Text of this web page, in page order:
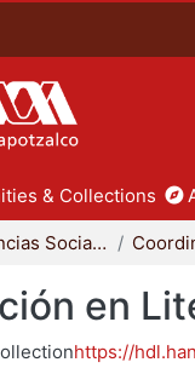
& Collections
División de Ciencias Sociales y Humanidades
en
https://